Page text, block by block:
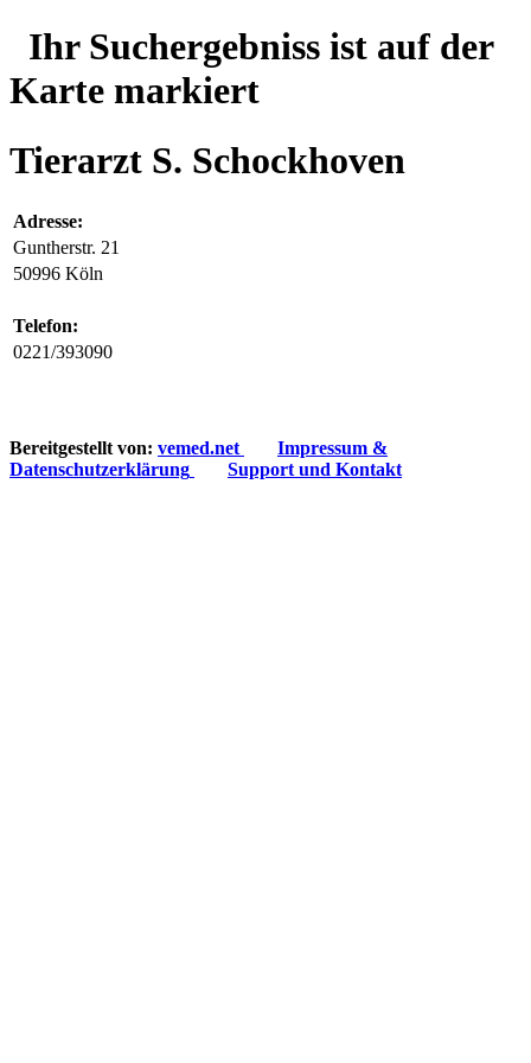
Ihr Suchergebniss ist auf der
Karte markiert
Tierarzt S. Schockhoven
Adresse:
Guntherstr. 21
50996 Köln
Telefon:
0221/393090
Bereitgestellt von: vemed.net
Impressum &
Datenschutzerklärung
Support und Kontakt